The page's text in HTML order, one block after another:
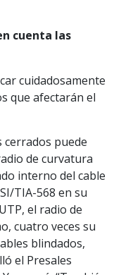
cuenta las
cuidadosamente
que afectarán el
cerrados puede
de curvatura
interno del cable
TIA-568 en su
el radio de
cuatro veces su
blindados,
el Presales